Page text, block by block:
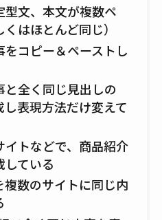
文、本文が複数ペ
はほとんど同じ）
コピー＆ペーストし
全く同じ見出しの
表現方法だけ変えて
イトなどで、商品紹介
している
数のサイトに同じ内